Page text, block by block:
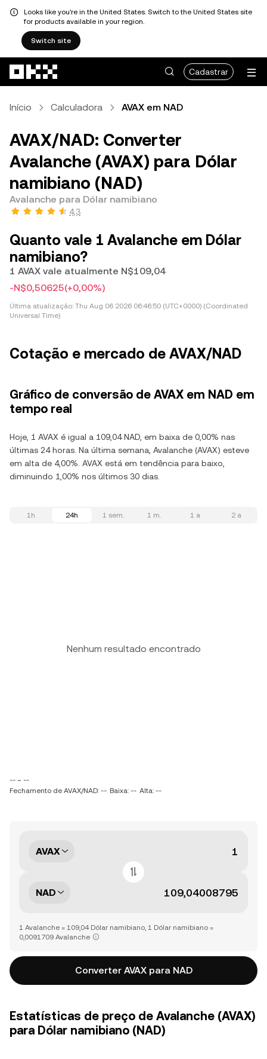
Looks like you're in the United States. Switch to the United States site
for products available in your region.
Switch site
Cadastrar
Início Calculadora AVAX em NAD
AVAX/NAD: Converter
Avalanche (AVAX) para Dólar
namibiano (NAD)
Avalanche para Dólar namibiano
4,3
Quanto vale 1 Avalanche em Dólar
namibiano?
1 AVAX vale atualmente N$109,04
-N$0,50625(+0,00%)
Última atualização: Thu Aug 06 2026 06:46:50 (UTC+0000) (Coordinated
Universal Time)
Cotação e mercado de AVAX/NAD
Gráfico de conversão de AVAX em NAD em
tempo real
Hoje, 1 AVAX é igual a 109,04 NAD, em baixa de 0,00% nas
últimas 24 horas. Na última semana, Avalanche (AVAX) esteve
em alta de 4,00%. AVAX está em tendência para baixo,
diminuindo 1,00% nos últimos 30 dias.
1h 24h 1 sem. 1 m. 1 a 2 a
Nenhum resultado encontrado
-- ~ --
Fechamento de AVAX/NAD: -- Baixa: -- Alta: --
AVAX
NAD
1 Avalanche = 109,04 Dólar namibiano, 1 Dólar namibiano =
0,0091709 Avalanche
Converter AVAX para NAD
Estatísticas de preço de Avalanche (AVAX)
para Dólar namibiano (NAD)